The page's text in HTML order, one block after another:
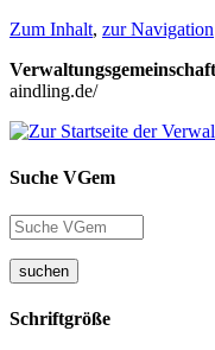
Zum Inhalt, zur Navigation
aindling.de/
Suche VGem
suchen
Schriftgröße